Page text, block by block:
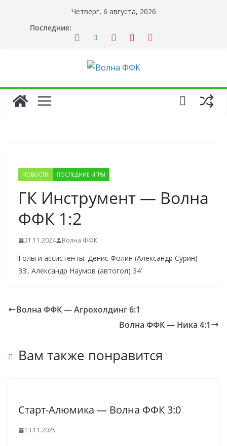
содержимому
Четверг, 6 августа, 2026
Последние:
НОВОСТИ ПОСЛЕДНИЕ ИГРЫ
ГК Инструмент — Волна
ФФК 1:2
21.11.2024 Волна ФФК
Голы и ассистенты: Денис Фолин (Александр Сурин)
33’, Александр Наумов (автогол) 34’
Волна ФФК — Агрохолдинг 6:1
Волна ФФК — Ника 4:1
Вам также понравится
Старт-Алюмика — Волна ФФК 3:0
13.11.2025